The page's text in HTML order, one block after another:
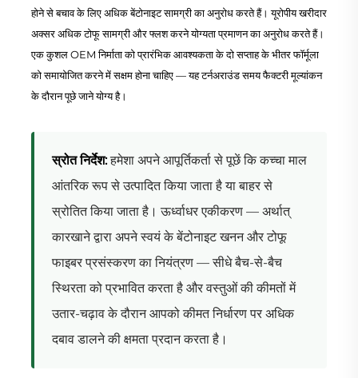
होने से बचाव के लिए अधिक बेंटोनाइट सामग्री का अनुरोध करते हैं। यूरोपीय खरीदार
अक्सर अधिक टोफू सामग्री और फ्लश करने योग्यता प्रमाणन का अनुरोध करते हैं।
एक कुशल OEM निर्माता को प्रारंभिक आवश्यकता के दो सप्ताह के भीतर फॉर्मूला
को समायोजित करने में सक्षम होना चाहिए — यह टर्नअराउंड समय फैक्टरी मूल्यांकन
के दौरान पूछे जाने योग्य है।
स्रोत निर्देश:हमेशा अपने आपूर्तिकर्ता से पूछें कि कच्चा माल
आंतरिक रूप से उत्पादित किया जाता है या बाहर से
स्रोतित किया जाता है। ऊर्ध्वाधर एकीकरण — अर्थात्
कारखाने द्वारा अपने स्वयं के बेंटोनाइट खनन और टोफू
फाइबर प्रसंस्करण का नियंत्रण — सीधे बैच-से-बैच
स्थिरता को प्रभावित करता है और वस्तुओं की कीमतों में
उतार-चढ़ाव के दौरान आपको कीमत निर्धारण पर अधिक
दबाव डालने की क्षमता प्रदान करता है।